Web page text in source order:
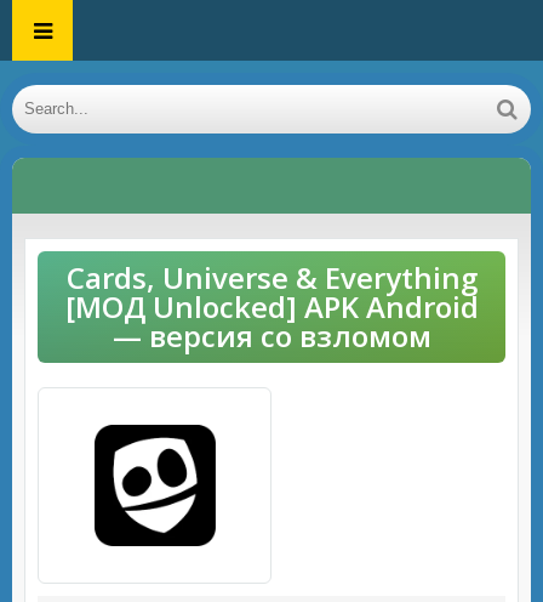
Cards, Universe & Everything
[МОД Unlocked] APK Android
— версия со взломом